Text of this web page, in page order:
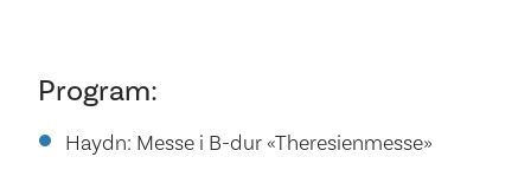
Program:
Haydn: Messe i B­-dur «Theresien­messe»